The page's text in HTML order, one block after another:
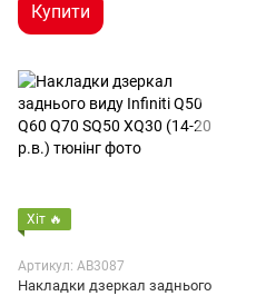
Купити
Хіт 🔥
Артикул: AB3087
Накладки дзеркал заднього